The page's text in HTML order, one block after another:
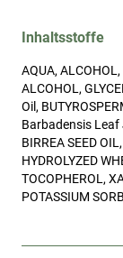
Inhaltsstoffe
AQUA,
ALCOHOL,
Oil,
Barbadensis Leaf
BIRREA SEED
HYDROLYZED
TOCOPHEROL,
POTASSIUM